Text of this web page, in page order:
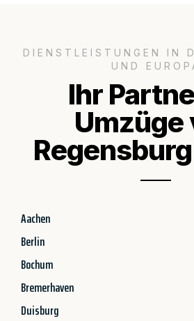
DIENSTLEISTUNGEN IN
UND
Ihr
Umzüge
Aachen
Berlin
Bochum
Bremerhaven
Duisburg